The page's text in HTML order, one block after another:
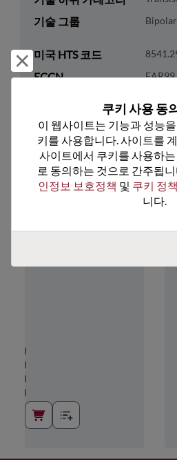
기술 그룹
미국 HTS 코드
ECCN EAR99
추천 대
)
)
)
)
거부 및 닫기
쿠키 사용 동
이 웹사이트는 기능과 성능
키를 사용합니다. 사이트를
사이트에서 쿠키를 사용하
로 동의하는 것으로 간주됩
인정보 보호정책 및 쿠키 정책
니다.